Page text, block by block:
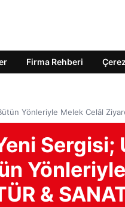
Firma Rehberi
Yönleriyle Melek Celâl
&